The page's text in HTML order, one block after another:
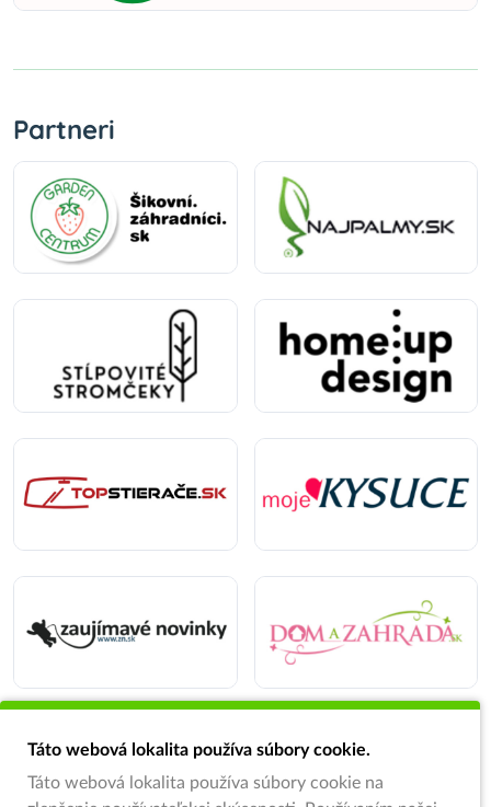
Partneri
Táto webová lokalita používa súbory cookie.
Táto webová lokalita používa súbory cookie na